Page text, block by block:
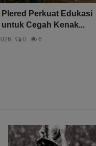
Plered Perkuat Edukasi
untuk Cegah Kenak...
0 6